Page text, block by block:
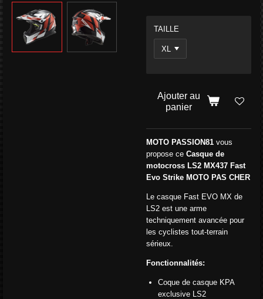
TAILLE
Ajouter au
panier
MOTO PASSION81 vous
propose ce Casque de
motocross LS2 MX437 Fast
Evo Strike MOTO PAS CHER
Le casque Fast EVO MX de
LS2 est une arme
techniquement avancée pour
les cyclistes tout-terrain
sérieux.
Fonctionnalités:
Coque de casque KPA
exclusive LS2